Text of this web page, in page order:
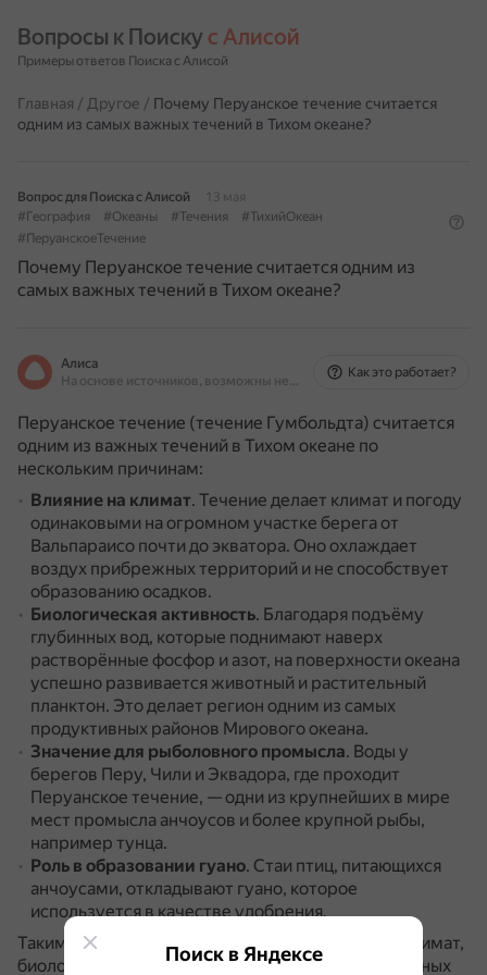
Вопросы к Поиску с Алисой
Примеры ответов Поиска с Алисой
Главная / Другое / Почему Перуанское течение считается
одним из самых важных течений в Тихом океане?
Вопрос для Поиска с Алисой
13 мая
#География
#Океаны #Течения
#ТихийОкеан
#ПеруанскоеТечение
Почему Перуанское течение считается одним из
самых важных течений в Тихом океане?
Алиса
На основе источников, возможны неточности
Как это работает?
Перуанское течение (течение Гумбольдта) считается
одним из важных течений в Тихом океане по
нескольким причинам:
Влияние на климат. Течение делает климат и погоду
одинаковыми на огромном участке берега от
Вальпараисо почти до экватора. Оно охлаждает
воздух прибрежных территорий и не способствует
образованию осадков.
Биологическая активность. Благодаря подъёму
глубинных вод, которые поднимают наверх
растворённые фосфор и азот, на поверхности океана
успешно развивается животный и растительный
планктон. Это делает регион одним из самых
продуктивных районов Мирового океана.
Значение для рыболовного промысла. Воды у
берегов Перу, Чили и Эквадора, где проходит
Перуанское течение, — одни из крупнейших в мире
мест промысла анчоусов и более крупной рыбы,
например тунца.
Роль в образовании гуано. Стаи птиц, питающихся
анчоусами, откладывают гуано, которое
используется в качестве удобрения.
Таким образом, Перуанское течение влияет на климат,
биологическую активность и экономику прибрежных
Поиск в Яндексе